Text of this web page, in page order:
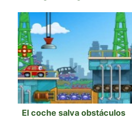
El coche salva obstáculos